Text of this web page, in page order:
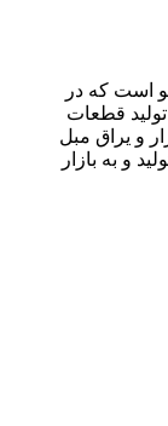
است که در
تولید قطعات
و یراق مبل
را تولید و به بازار